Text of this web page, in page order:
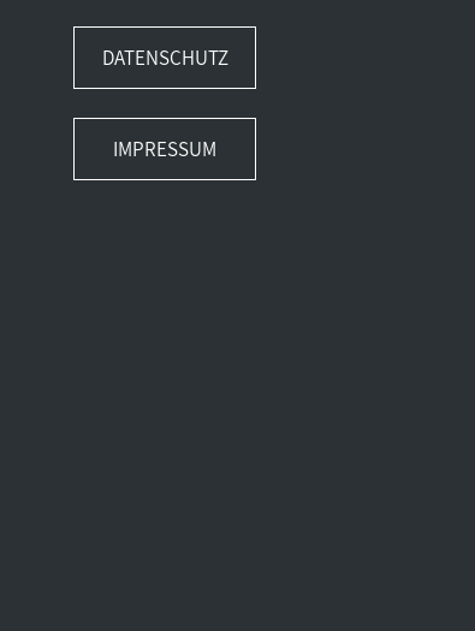
DATENSCHUTZ
IMPRESSUM